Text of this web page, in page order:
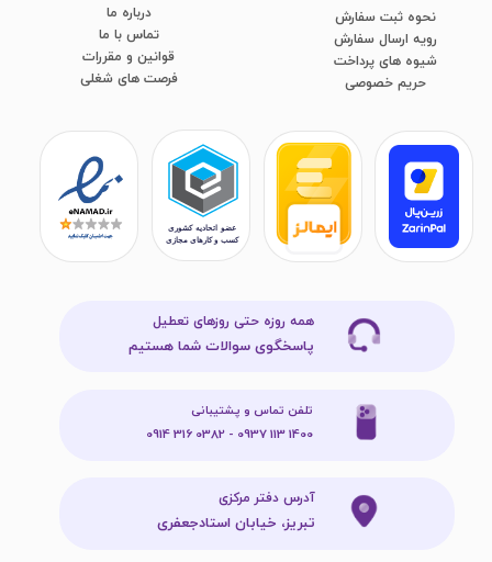
درباره ما
تماس با ما
قوانین و مقررات
فرصت های شغلی
نحوه ثبت سفارش
رویه ارسال سفارش
شیوه های پرداخت
​​​​​​​حریم خصوصی
همه روزه حتی روزهای تعطیل
پاسخگوی سوالات شما هستیم
آدرس دفتر مرکزی
تبریز، خیابان استادجعفری
تلفن تماس و پشتیبانی
1400 113 0937 - 0382 316 0914